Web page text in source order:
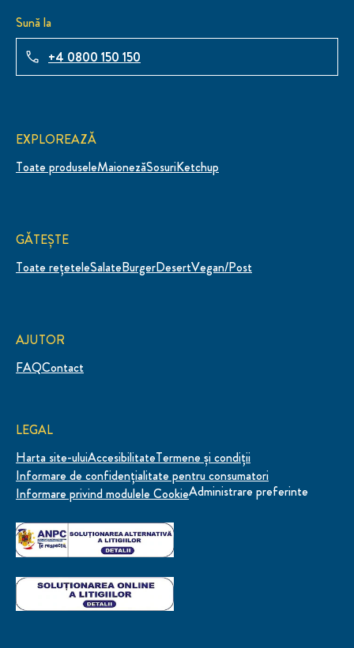
Sună la
+4 0800 150 150
EXPLOREAZĂ
Toate produseleMaionezăSosuriKetchup
GĂTEȘTE
Toate rețeteleSalateBurgerDesertVegan/Post
AJUTOR
FAQContact
LEGAL
Harta site-uluiAccesibilitateTermene și condiții
Informare de confidenţialitate pentru consumatori
Informare privind modulele CookieAdministrare preferinte